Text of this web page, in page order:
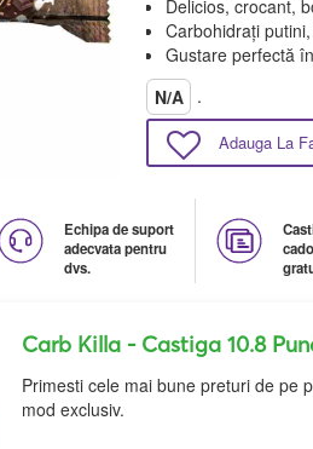
Delicios, crocant,
Carbohidrați
Gustare perfectă
N/A
.
Adauga La
Echipa de suport
adecvata pentru
dvs.
Carb Killa - Castiga 10.8
Primesti cele mai bune preturi de pe
mod exclusiv.